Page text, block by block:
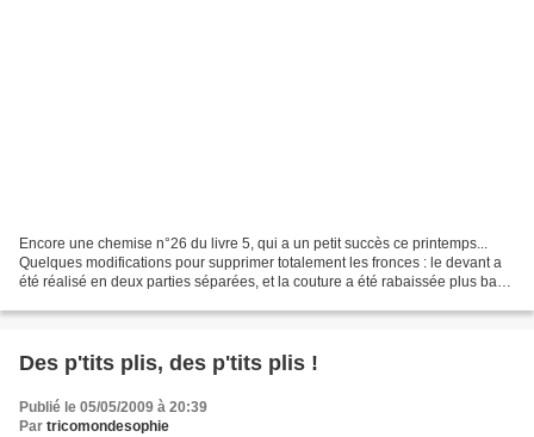
Encore une chemise n°26 du livre 5, qui a un petit succès ce printemps...
Quelques modifications pour supprimer totalement les fronces : le devant a
été réalisé en deux parties séparées, et la couture a été rabaissée plus bas
Des p'tits plis, des p'tits plis !
Publié le 05/05/2009 à 20:39
Par tricomondesophie